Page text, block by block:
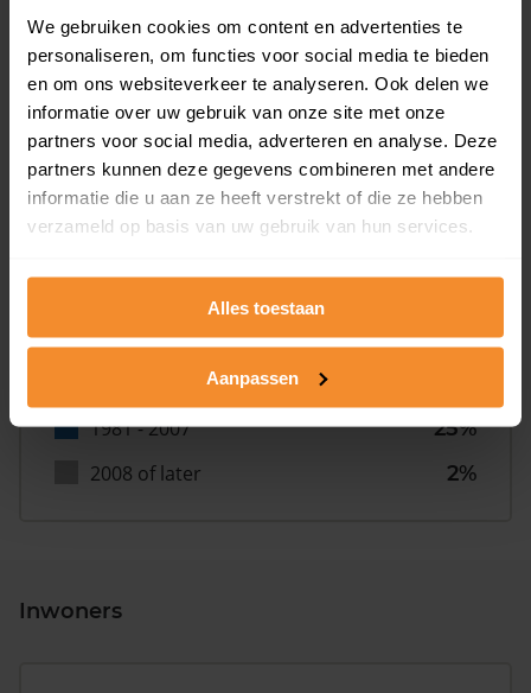
We gebruiken cookies om content en advertenties te
personaliseren, om functies voor social media te bieden
en om ons websiteverkeer te analyseren. Ook delen we
informatie over uw gebruik van onze site met onze
partners voor social media, adverteren en analyse. Deze
partners kunnen deze gegevens combineren met andere
informatie die u aan ze heeft verstrekt of die ze hebben
verzameld op basis van uw gebruik van hun services.
Alles toestaan
Aanpassen
Bouwjaar
T/m 1945
35%
1981 - 2007
25%
2008 of later
2%
Inwoners